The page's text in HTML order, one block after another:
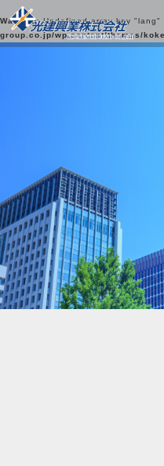
Warning: Undefined array key "lang"
group.co.jp/wp-content/themes/
最新情報